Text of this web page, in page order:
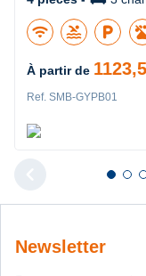
wifi pool local_parking
À partir de
Ref. SMB-GYPB01
Newsletter